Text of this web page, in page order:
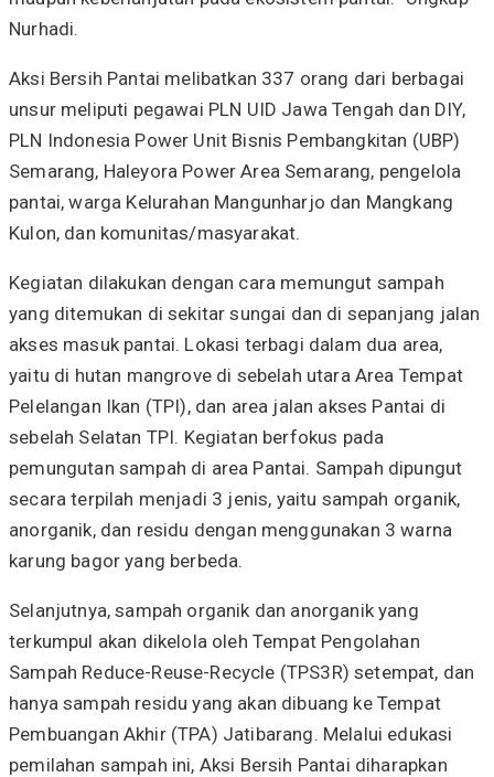
Nurhadi.
Aksi Bersih Pantai melibatkan 337 orang dari berbagai
unsur meliputi pegawai PLN UID Jawa Tengah dan DIY,
PLN Indonesia Power Unit Bisnis Pembangkitan (UBP)
Semarang, Haleyora Power Area Semarang, pengelola
pantai, warga Kelurahan Mangunharjo dan Mangkang
Kulon, dan komunitas/masyarakat.
Kegiatan dilakukan dengan cara memungut sampah
yang ditemukan di sekitar sungai dan di sepanjang jalan
akses masuk pantai. Lokasi terbagi dalam dua area,
yaitu di hutan mangrove di sebelah utara Area Tempat
Pelelangan Ikan (TPI), dan area jalan akses Pantai di
sebelah Selatan TPI. Kegiatan berfokus pada
pemungutan sampah di area Pantai. Sampah dipungut
secara terpilah menjadi 3 jenis, yaitu sampah organik,
anorganik, dan residu dengan menggunakan 3 warna
karung bagor yang berbeda.
Selanjutnya, sampah organik dan anorganik yang
terkumpul akan dikelola oleh Tempat Pengolahan
Sampah Reduce-Reuse-Recycle (TPS3R) setempat, dan
hanya sampah residu yang akan dibuang ke Tempat
Pembuangan Akhir (TPA) Jatibarang. Melalui edukasi
pemilahan sampah ini, Aksi Bersih Pantai diharapkan